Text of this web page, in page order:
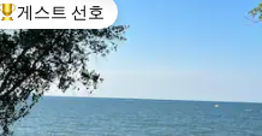
상위 게스트 선호
게스트 선호